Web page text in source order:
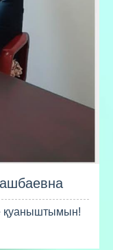
қуаныштымын!